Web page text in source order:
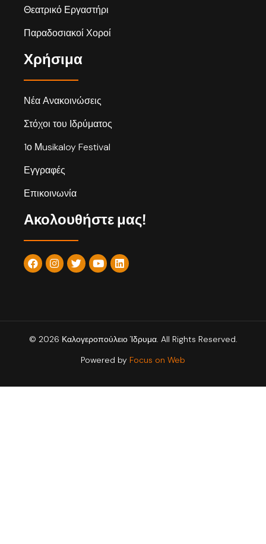
Θεατρικό Εργαστήρι
Παραδοσιακοί Χοροί
Χρήσιμα
Νέα Ανακοινώσεις
Στόχοι του Ιδρύματος
1ο Μusikaloy Festival
Εγγραφές
Επικοινωνία
Ακολουθήστε μας!
© 2026 Καλογεροπούλειο Ίδρυμα. All Rights Reserved.
Powered by Focus on Web